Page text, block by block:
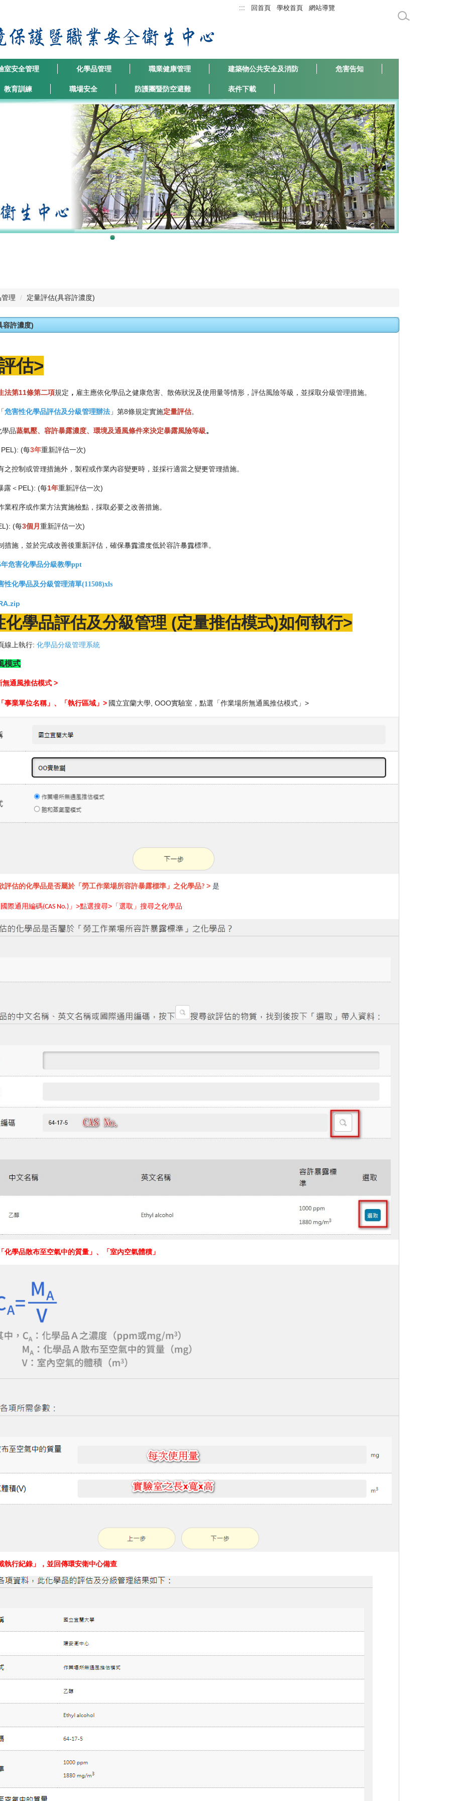
::: 回首頁 學校首頁 網站導覽
室安全管理 化學品管理 職業健康管理 建築物公共安全及消防 危害告知
教育訓練 職場安全 防護團暨防空避難 表件下載
理 定量評估(具容許濃度)
容許濃度)
估>
法第11條第二項規定 ， 雇主應依化學品之健康危害、散佈狀況及使用量等情形，評估風險等級，並採取分級管理措施。
危害性化學品評估及分級管理辦法 」第8條規定實施定量評估。
學品蒸氣壓、容許暴露濃度、環境及通風條件來決定暴露風險等級。
(每3年重新評估一次)
之控制或管理措施外，製程或作業內容變更時，並採行適當之變更管理措施。
露＜PEL): (每1年重新評估一次)
業程序或作業方法實施檢點，採取必要之改善措施。
(每3個月 重新評估一次)
措施，並於完成改善後重新評估，確保暴露濃度低於容許暴露標準。
危害化學品分級教學ppt
性化學品及分級管理清單(11508)xls
化學品評估及分級管理 (定量推估模式)如何執行>
線上執行: 化學品分級管理系統
模式
無通風推估模式 >
事業單位名稱」、「執行區域 」 > 國立宜蘭大學, OOO實驗室，點選 「作業場所無通風推估模式 」 >
評估的化學品是否屬於「勞工作業場所容許暴露標準」之化學品? > 是
國際通用編碼(CAS No.) 」 >點選搜尋> 「選取 」 搜尋之化學品
化學品散布至空氣中的質量 」、「室內空氣體積 」
執行紀錄」，並回傳環安衛中心備查